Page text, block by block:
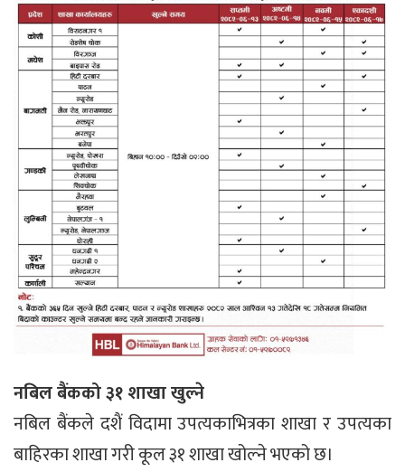
नबिल बैंकको ३१ शाखा खुल्ने
नबिल बैंकले दशैं विदामा उपत्यकाभित्रका शाखा र उपत्यका
बाहिरका शाखा गरी कूल ३१ शाखा खोल्ने भएको छ।